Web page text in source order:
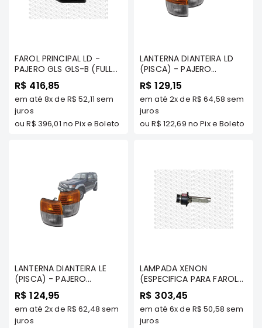
Transmissão
Outlander
Suspensão
Transmissão
Freio
Filtros
Transmissão
FAROL PRINCIPAL LD -
PAJERO GLS GLS-B (FULL
ANTIGA) 1992.../1997
R$ 416,85
em até 8xde R$ 52,11 sem
juros
ouR$ 396,01 no Pix e Boleto
LANTERNA DIANTEIRA LD
(PISCA) - PAJERO
GLS\GLS-B (FULL ANTIGA)
1992.../1997
R$ 129,15
em até 2xde R$ 64,58 sem
juros
ouR$ 122,69 no Pix e Boleto
LANTERNA DIANTEIRA LE
(PISCA) - PAJERO
GLS\GLS-B (FULL ANTIGA)
1992.../1997
R$ 124,95
em até 2xde R$ 62,48 sem
juros
LAMPADA XENON
(ESPECIFICA PARA FAROL
XENON ORIGINAL - PAJERO
FULL/ PAJERO DAKAR
R$ 303,45
em até 6xde R$ 50,58 sem
juros